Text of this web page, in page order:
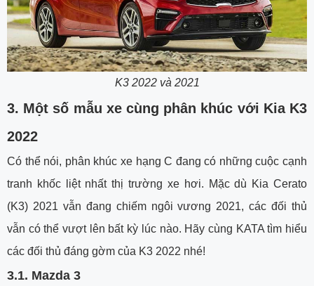
K3 2022 và 2021
3. Một số mẫu xe cùng phân khúc với Kia K3
2022
Có thể nói, phân khúc xe hạng C đang có những cuộc cạnh
tranh khốc liệt nhất thị trường xe hơi. Mặc dù Kia Cerato
(K3) 2021 vẫn đang chiếm ngôi vương 2021, các đối thủ
vẫn có thể vượt lên bất kỳ lúc nào. Hãy cùng KATA tìm hiểu
các đối thủ đáng gờm của K3 2022 nhé!
3.1. Mazda 3